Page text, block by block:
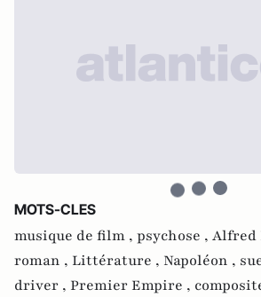
MOTS-CLES
musique de film , psychose , Alfred
roman , Littérature , Napoléon ,
driver , Premier Empire ,